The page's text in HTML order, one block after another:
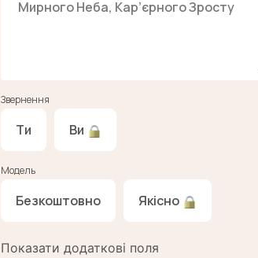
Звернення
Ти Ви
Модель
Безкоштовно Якісно
Показати додаткові поля